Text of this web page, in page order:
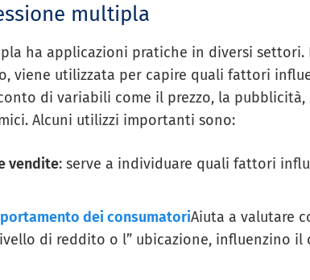
multipla
ha applicazioni pratiche in diversi settori.
viene utilizzata per capire quali fattori
di variabili come il prezzo, la pubblicità,
Alcuni utilizzi importanti sono:
vendite: serve a individuare quali fattori
dei consumatoriAiuta a valutare
di reddito o l” ubicazione, influenzino